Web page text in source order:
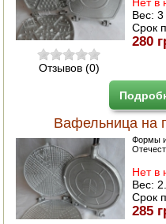
Отзывов (0)
Вес:3
Срок
280
Вафельница на
Формы
Нет в
Вес:
Срок
285